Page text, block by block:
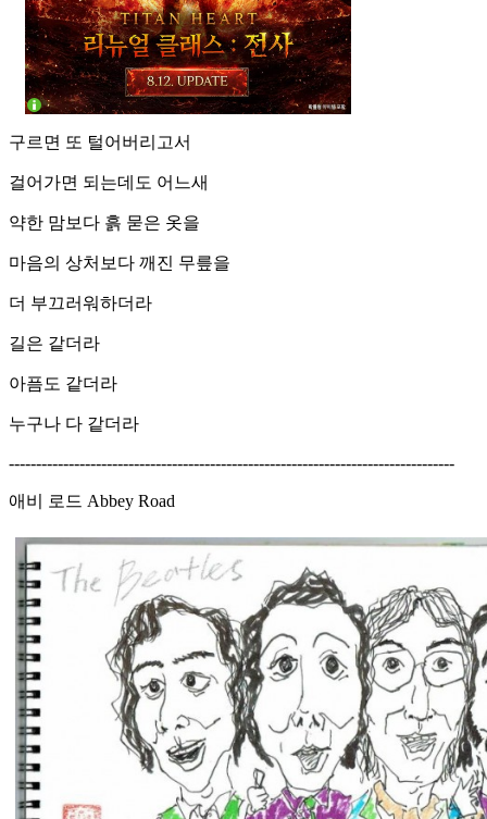
구르면 또 털어버리고서
걸어가면 되는데도 어느새
약한 맘보다 흙 묻은 옷을
마음의 상처보다 깨진 무릎을
더 부끄러워하더라
길은 같더라
아픔도 같더라
누구나 다 같더라
----------------------------------------------------------------------------------
애비 로드 Abbey Road